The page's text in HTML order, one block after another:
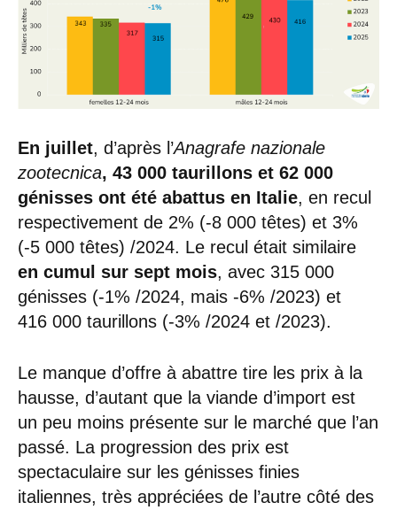
En juillet, d’après l’Anagrafe nazionale
zootecnica, 43 000 taurillons et 62 000
génisses ont été abattus en Italie, en recul
respectivement de 2% (-8 000 têtes) et 3%
(-5 000 têtes) /2024. Le recul était similaire
en cumul sur sept mois, avec 315 000
génisses (-1% /2024, mais -6% /2023) et
416 000 taurillons (-3% /2024 et /2023).
Le manque d’offre à abattre tire les prix à la
hausse, d’autant que la viande d’import est
un peu moins présente sur le marché que l’an
passé. La progression des prix est
spectaculaire sur les génisses finies
italiennes, très appréciées de l’autre côté des